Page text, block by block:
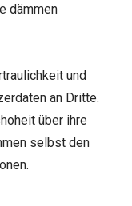
dämmen
und
an Dritte.
über ihre
selbst den